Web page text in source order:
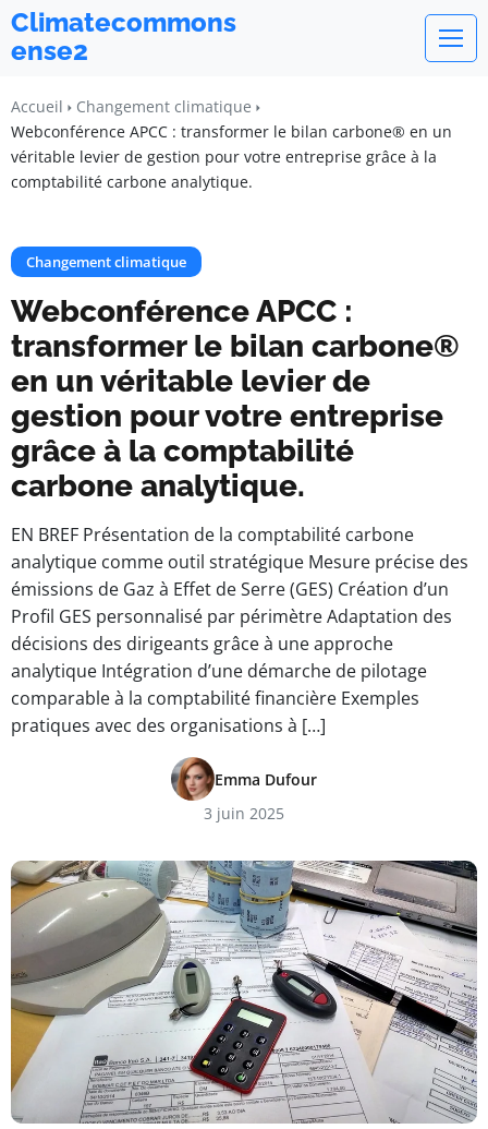
Climatecommons
ense2
Accueil
Changement climatique
Webconférence APCC : transformer le bilan carbone® en un
véritable levier de gestion pour votre entreprise grâce à la
comptabilité carbone analytique.
Changement climatique
Webconférence APCC :
transformer le bilan carbone®
en un véritable levier de
gestion pour votre entreprise
grâce à la comptabilité
carbone analytique.
EN BREF Présentation de la comptabilité carbone
analytique comme outil stratégique Mesure précise des
émissions de Gaz à Effet de Serre (GES) Création d’un
Profil GES personnalisé par périmètre Adaptation des
décisions des dirigeants grâce à une approche
analytique Intégration d’une démarche de pilotage
comparable à la comptabilité financière Exemples
pratiques avec des organisations à […]
Emma Dufour
3 juin 2025